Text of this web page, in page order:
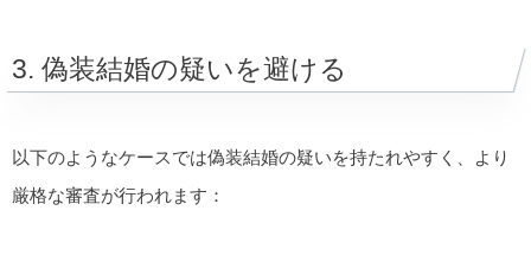
3. 偽装結婚の疑いを避ける
以下のようなケースでは偽装結婚の疑いを持たれやすく、より
厳格な審査が行われます：